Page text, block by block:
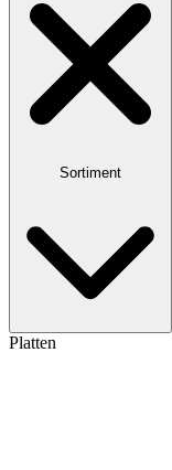
Sortiment
Platten